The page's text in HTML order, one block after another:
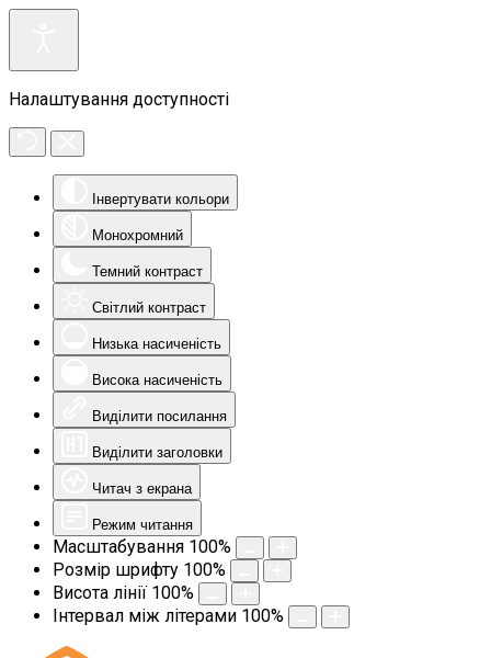
Налаштування доступності
Інвертувати кольори
Монохромний
Темний контраст
Світлий контраст
Низька насиченість
Висока насиченість
Виділити посилання
Виділити заголовки
Читач з екрана
Режим читання
Масштабування 100%
Розмір шрифту 100%
Висота лінії 100%
Інтервал між літерами 100%